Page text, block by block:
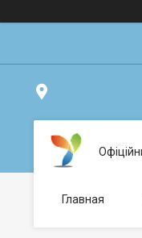
Главная